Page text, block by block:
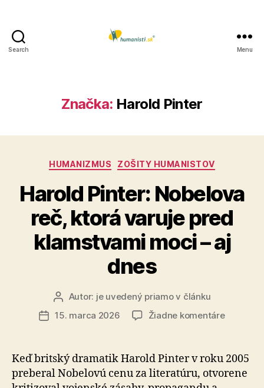
Search Menu
Značka: Harold Pinter
Kategórie
HUMANIZMUS ZOŠITY HUMANISTOV
Harold Pinter: Nobelova
reč, ktorá varuje pred
klamstvami moci – aj
dnes
Autor
článku
Autor: je uvedený priamo v článku
Dátum
15. marca 2026 Žiadne komentárena
Nobelova
ktorá
Keď britský dramatik Harold Pinter v roku 2005
preberal Nobelovú cenu za literatúru, otvorene